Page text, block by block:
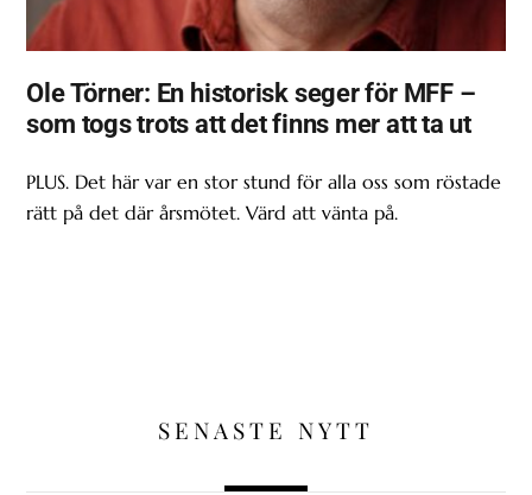
Ole Törner: En historisk seger för MFF –
som togs trots att det finns mer att ta ut
PLUS. Det här var en stor stund för alla oss som röstade
rätt på det där årsmötet. Värd att vänta på.
SENASTE NYTT